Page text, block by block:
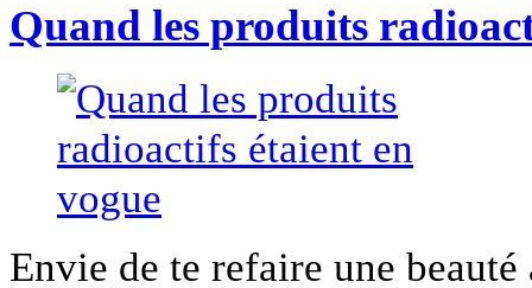
Quand les produits
Envie de te refaire une